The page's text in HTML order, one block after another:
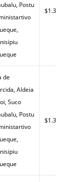
Postu
$1.32
de
Aldeia
Suco
Postu
$1.32